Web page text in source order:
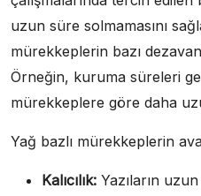
uzun süre solmamasını
mürekkeplerin bazı
Örneğin, kuruma süreleri
mürekkeplere göre daha
Yağ bazlı mürekkeplerin
Kalıcılık: Yazıların